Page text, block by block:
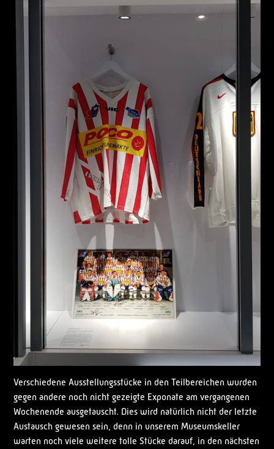
Verschiedene Ausstellungsstücke in den Teilbereichen wurden
gegen andere noch nicht gezeigte Exponate am vergangenen
Wochenende ausgetauscht. Dies wird natürlich nicht der letzte
Austausch gewesen sein, denn in unserem Museumskeller
warten noch viele weitere tolle Stücke darauf, in den nächsten